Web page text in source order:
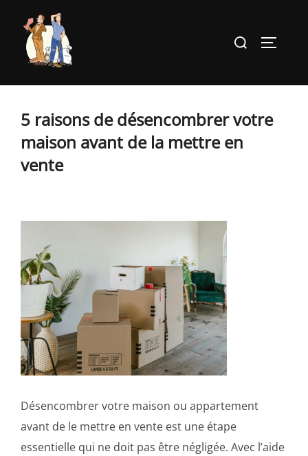
contenu
Rechercher :
5 raisons de désencombrer votre
maison avant de la mettre en
vente
Désencombrer votre maison ou appartement
avant de le mettre en vente est une étape
essentielle qui ne doit pas être négligée. Avec l’aide